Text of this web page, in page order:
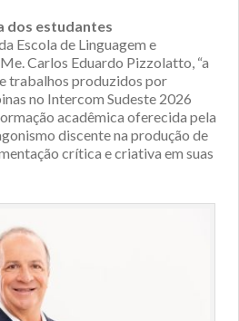
dos estudantes
Escola de Linguagem e
Carlos Eduardo Pizzolatto, “a
trabalhos produzidos por
no Intercom Sudeste 2026
acadêmica oferecida pela
discente na produção de
crítica e criativa em suas